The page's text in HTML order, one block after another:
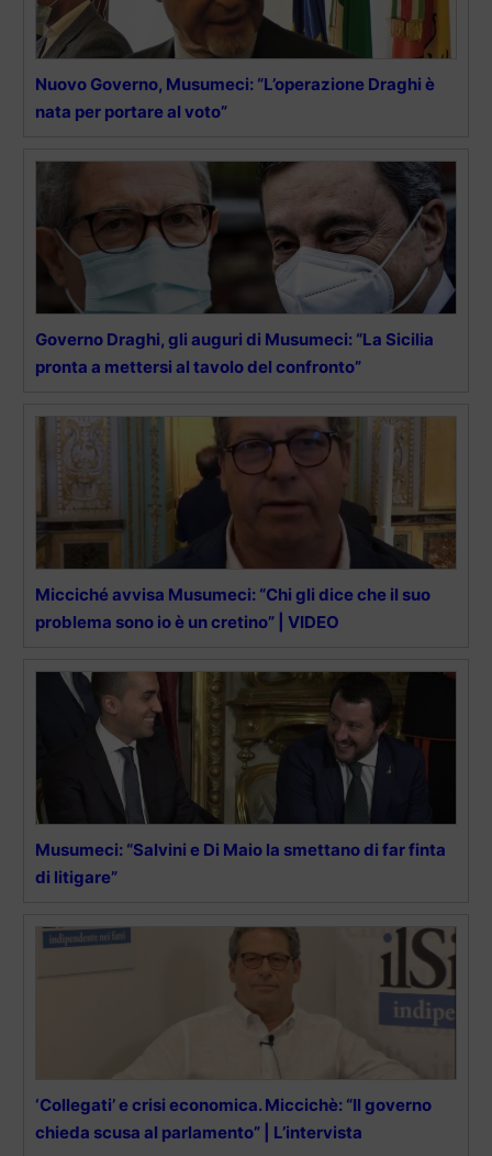
Nuovo Governo, Musumeci: “L’operazione Draghi è
nata per portare al voto”
Governo Draghi, gli auguri di Musumeci: “La Sicilia
pronta a mettersi al tavolo del confronto”
Micciché avvisa Musumeci: “Chi gli dice che il suo
problema sono io è un cretino” | VIDEO
Musumeci: “Salvini e Di Maio la smettano di far finta
di litigare”
‘Collegati’ e crisi economica. Miccichè: “Il governo
chieda scusa al parlamento” | L’intervista